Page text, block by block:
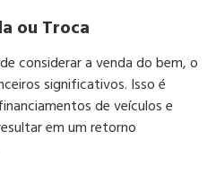
ou Troca
considerar a venda do bem, o
significativos. Isso é
de veículos e
em um retorno